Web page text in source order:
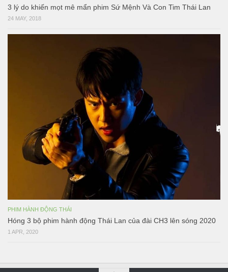
3 lý do khiến mọt mê mẩn phim Sứ Mệnh Và Con Tim Thái Lan
24 MAY, 2018
PHIM HÀNH ĐỘNG THÁI
Hóng 3 bộ phim hành động Thái Lan của đài CH3 lên sóng 2020
1 APR, 2020